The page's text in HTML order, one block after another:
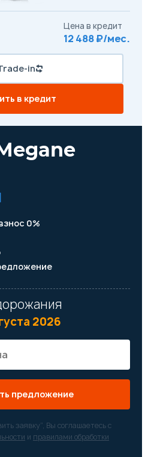
0%
2026
предложение
заявку”, Вы соглашаетесь с
и правилами обработки
Цена в кредит
12 488 ₽/мес.
in
в кредит